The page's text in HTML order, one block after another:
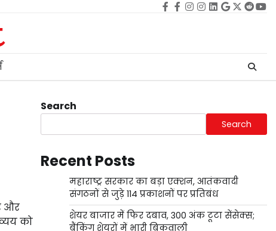
Facebook
facebook
Instagram
instagram
Linkedin
google
Twitter
reddit
और
को
Search
Search
Recent Posts
महाराष्ट्र सरकार का बड़ा एक्शन, आतंकवादी
संगठनों से जुड़े 114 प्रकाशनों पर प्रतिबंध
शेयर बाजार में फिर दबाव, 300 अंक टूटा सेंसेक्स;
बैंकिंग शेयरों में भारी बिकवाली